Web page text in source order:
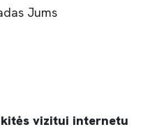
Jums
vizitui internetu